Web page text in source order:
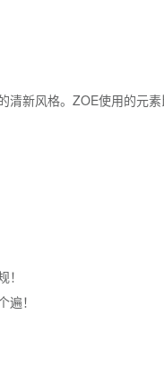
清新风格。ZOE使用的元
！